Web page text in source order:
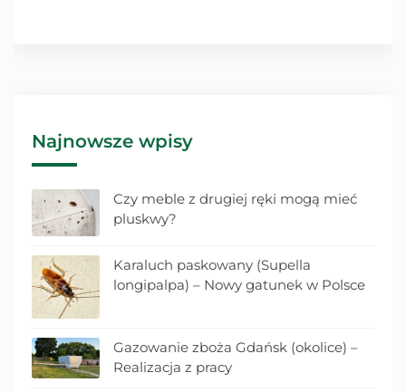
Najnowsze wpisy
Czy meble z drugiej ręki mogą mieć
pluskwy?
Karaluch paskowany (Supella
longipalpa) – Nowy gatunek w Polsce
Gazowanie zboża Gdańsk (okolice) –
Realizacja z pracy